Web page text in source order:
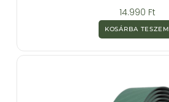
z
5
b
14.990 Ft
KOSÁRBA TESZEM